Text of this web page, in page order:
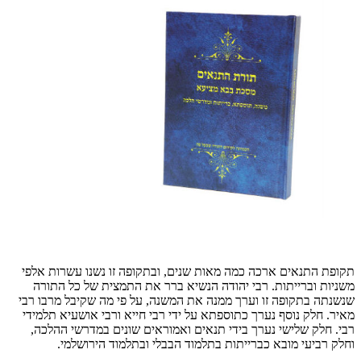
תקופת התנאים ארכה כמה מאות שנים, ובתקופה זו נשנו עשרות אלפי
משניות וברייתות. רבי יהודה הנשיא ברר את התמצית של כל התורה
שנשנתה בתקופה זו וערך ממנה את המשנה, על פי מה שקיבל מרבו רבי
מאיר. חלק נוסף נערך כתוספתא על ידי רבי חייא ורבי אושעיא תלמידי
רבי. חלק שלישי נערך בידי תנאים ואמוראים שונים במדרשי ההלכה,
וחלק רביעי מובא כברייתות בתלמוד הבבלי ובתלמוד הירושלמי.